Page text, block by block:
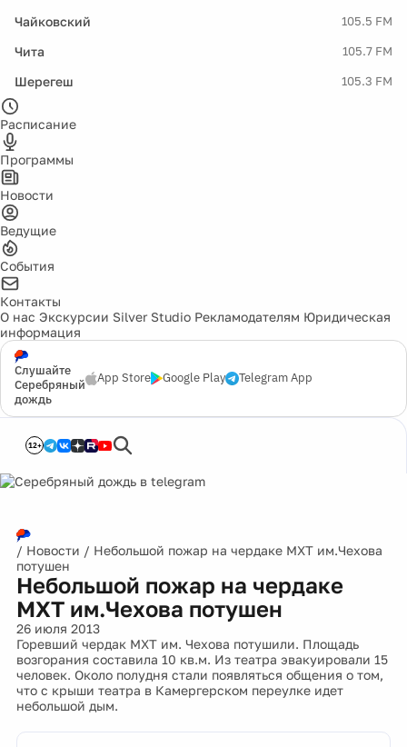
Чайковский 105.5 FM
Чита 105.7 FM
Шерегеш 105.3 FM
Расписание
Программы
Новости
Ведущие
События
Контакты
О нас Экскурсии Silver Studio Рекламодателям Юридическая
информация
Слушайте
Серебряный
дождь
App Store Google Play Telegram App
12+
/ Новости / Небольшой пожар на чердаке МХТ им.Чехова
потушен
Небольшой пожар на чердаке
МХТ им.Чехова потушен
26 июля 2013
Горевший чердак МХТ им. Чехова потушили. Площадь
возгорания составила 10 кв.м. Из театра эвакуировали 15
человек. Около полудня стали появляться общения о том,
что с крыши театра в Камергерском переулке идет
небольшой дым.